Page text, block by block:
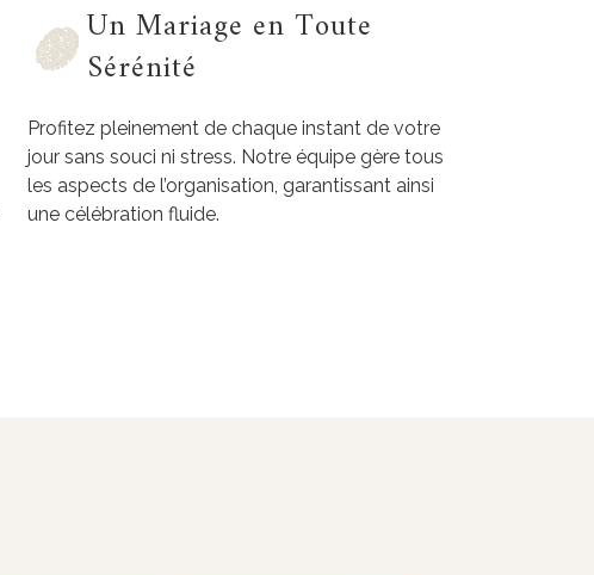
Un Mariage en Toute
Sérénité
Profitez pleinement de chaque instant de votre
jour sans souci ni stress. Notre équipe gère tous
les aspects de l’organisation, garantissant ainsi
une célébration fluide.